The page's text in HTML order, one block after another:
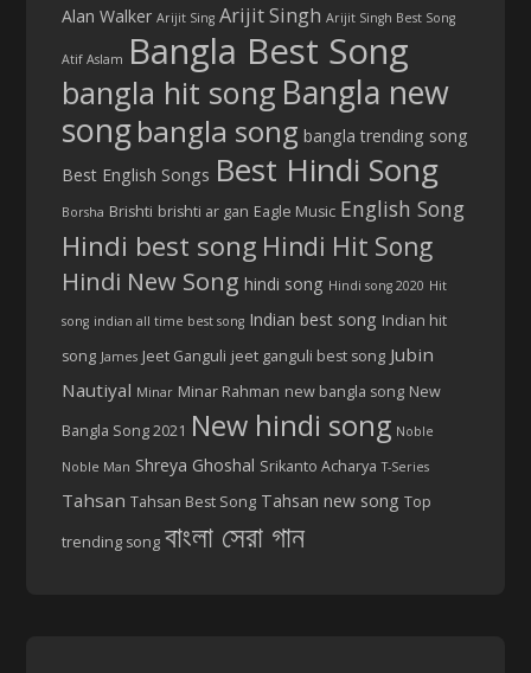
Alan Walker Arijit Sing Arijit Singh Arijit Singh Best Song
Atif Aslam Bangla Best Song
bangla hit song Bangla new
songbangla song bangla trending song
Best English Songs Best Hindi Song
Borsha Brishti brishti ar gan Eagle Music English Song
Hindi best song Hindi Hit Song
Hindi New Song hindi song Hindi song 2020 Hit
song indian all time best song Indian best song Indian hit
song James Jeet Ganguli jeet ganguli best song Jubin
Nautiyal Minar Minar Rahman new bangla song New
Bangla Song 2021 New hindi song Noble
Noble Man Shreya Ghoshal Srikanto Acharya T-Series
Tahsan Tahsan Best Song Tahsan new song Top
trending song বাংলা সেরা গান